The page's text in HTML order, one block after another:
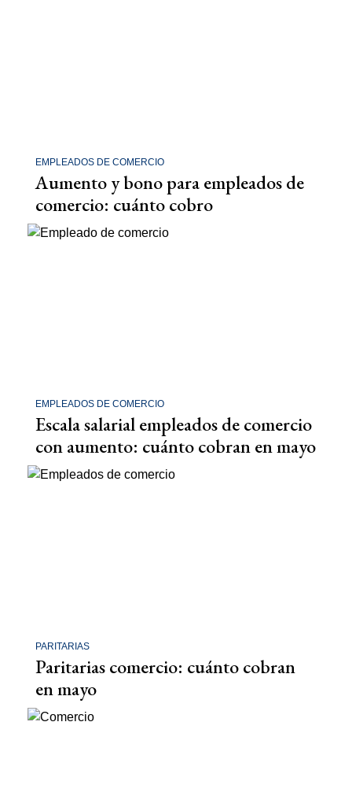
EMPLEADOS DE COMERCIO
Aumento y bono para empleados de
comercio: cuánto cobro
EMPLEADOS DE COMERCIO
Escala salarial empleados de comercio
con aumento: cuánto cobran en mayo
PARITARIAS
Paritarias comercio: cuánto cobran
en mayo